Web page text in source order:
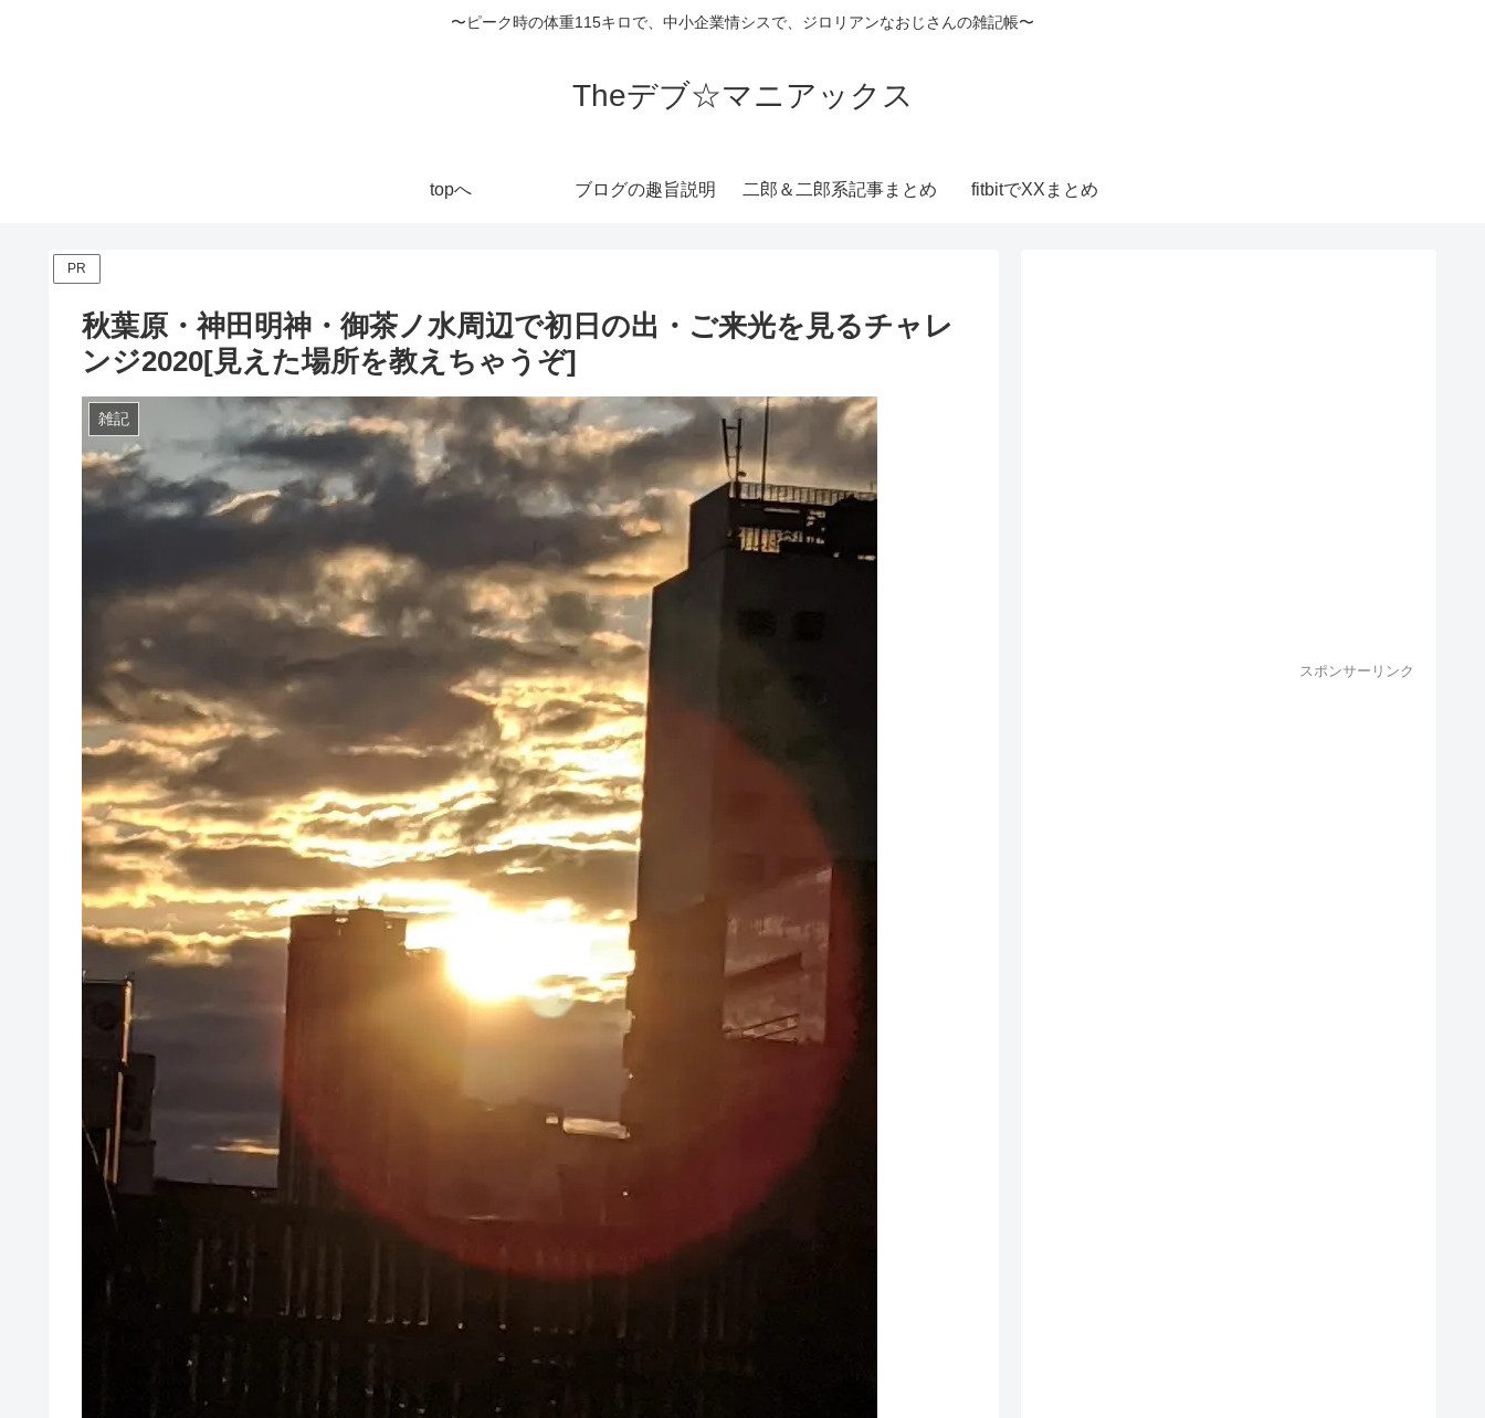
〜ピーク時の体重115キロで、中小企業情シスで、ジロリアンなおじさんの雑記帳〜
Theデブ☆マニアックス
topへ ブログの趣旨説明 二郎＆二郎系記事まとめ fitbitでXXまとめ
PR
秋葉原・神田明神・御茶ノ水周辺で初日の出・ご来光を見るチャレ
ンジ2020[見えた場所を教えちゃうぞ]
雑記
スポンサーリンク